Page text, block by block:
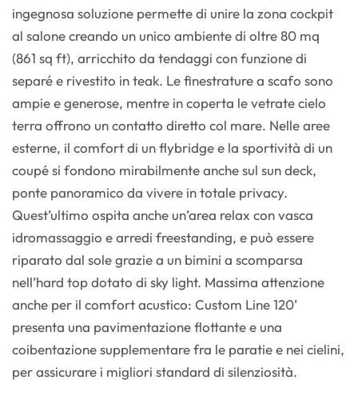
ingegnosa soluzione permette di unire la zona cockpit
al salone creando un unico ambiente di oltre 80 mq
(861 sq ft), arricchito da tendaggi con funzione di
separé e rivestito in teak. Le finestrature a scafo sono
ampie e generose, mentre in coperta le vetrate cielo
terra offrono un contatto diretto col mare. Nelle aree
esterne, il comfort di un flybridge e la sportività di un
coupé si fondono mirabilmente anche sul sun deck,
ponte panoramico da vivere in totale privacy.
Quest’ultimo ospita anche un’area relax con vasca
idromassaggio e arredi freestanding, e può essere
riparato dal sole grazie a un bimini a scomparsa
nell’hard top dotato di sky light. Massima attenzione
anche per il comfort acustico: Custom Line 120’
presenta una pavimentazione flottante e una
coibentazione supplementare fra le paratie e nei cielini,
per assicurare i migliori standard di silenziosità.